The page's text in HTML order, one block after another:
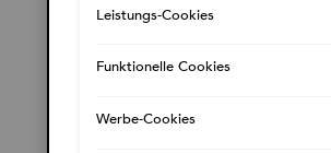
Leistungs-Cookies
Funktionelle Cookies
Werbe-Cookies